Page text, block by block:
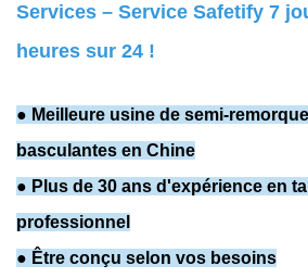
Services – Service Safetify 7
heures sur 24 !
● Meilleure usine de semi-
basculantes en Chine
● Plus de 30 ans d'expérience en
professionnel
● Être conçu selon vos besoins